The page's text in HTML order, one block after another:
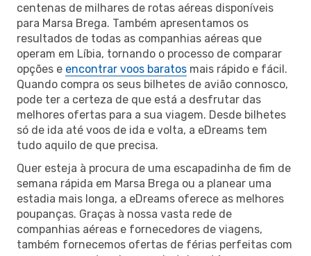
centenas de milhares de rotas aéreas disponíveis
para Marsa Brega. Também apresentamos os
resultados de todas as companhias aéreas que
operam em Líbia, tornando o processo de comparar
opções e encontrar voos baratos mais rápido e fácil.
Quando compra os seus bilhetes de avião connosco,
pode ter a certeza de que está a desfrutar das
melhores ofertas para a sua viagem. Desde bilhetes
só de ida até voos de ida e volta, a eDreams tem
tudo aquilo de que precisa.
Quer esteja à procura de uma escapadinha de fim de
semana rápida em Marsa Brega ou a planear uma
estadia mais longa, a eDreams oferece as melhores
poupanças. Graças à nossa vasta rede de
companhias aéreas e fornecedores de viagens,
também fornecemos ofertas de férias perfeitas com